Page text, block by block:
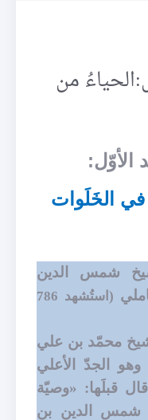
من
الأوّل:
في الخَلَوات
شمس الدين
(استُشهد 786
محمّد بن علي
وهو الجدّ الأعلي
قبلَها: «وصيّة
شمس الدين بن